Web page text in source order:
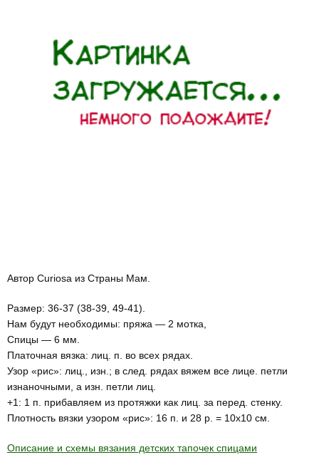
Автор Curiosa из Страны Мам.
Размер: 36-37 (38-39, 49-41).
Нам будут необходимы: пряжа — 2 мотка,
Спицы — 6 мм.
Платочная вязка: лиц. п. во всех рядах.
Узор «рис»: лиц., изн.; в след. рядах вяжем все лице. петли
изнаночными, а изн. петли лиц.
+1: 1 п. прибавляем из протяжки как лиц. за перед. стенку.
Плотность вязки узором «рис»: 16 п. и 28 р. = 10х10 см.
Описание и схемы вязания детских тапочек спицами